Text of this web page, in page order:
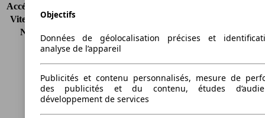
Accélération (0-100 km/h)
Vitesse maximale (km/h)
Nombre de vitesses
Couple
170 nm
Cylindres
3
Transmission
Boîte manuelle
Objectifs
Données de géolocalisation précises et
analyse de l’appareil
Publicités et contenu personnalisés, mesure de
des publicités et du contenu, études
développement de services